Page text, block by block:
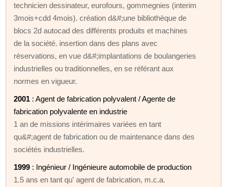
technicien dessinateur, eurofours, gommegnies (interim
3mois+cdd 4mois). création d&#;une bibliothèque de
blocs 2d autocad des différents produits et machines
de la société. insertion dans des plans avec
réservations, en vue d&#;implantations de boulangeries
industrielles ou traditionnelles, en se référant aux
normes en vigueur.
2001 : Agent de fabrication polyvalent / Agente de
fabrication polyvalente en industrie
1 an de missions intérimaires variées en tant
qu&#;agent de fabrication ou de maintenance dans des
sociétés industrielles.
1999 : Ingénieur / Ingénieure automobile de production
1.5 ans en tant qu' agent de fabrication, m.c.a.